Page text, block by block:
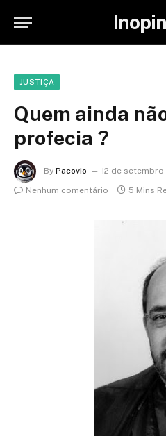
JUSTIÇA
Quem ainda
profecia ?
By Pacovio
12 de
Nenhum comentário
5 Mins